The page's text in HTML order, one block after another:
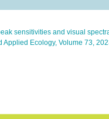
sensitivities and visual
Ecology, Volume 73,